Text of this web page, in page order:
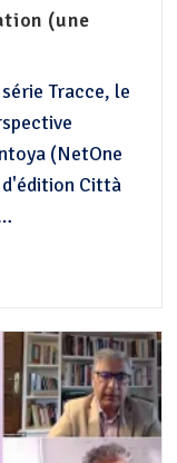
(une
Tracce, le
(NetOne
Città